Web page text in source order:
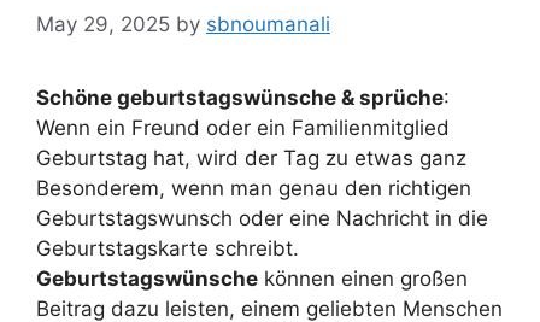
May 29, 2025 by sbnoumanali
Schöne geburtstagswünsche & sprüche:
Wenn ein Freund oder ein Familienmitglied
Geburtstag hat, wird der Tag zu etwas ganz
Besonderem, wenn man genau den richtigen
Geburtstagswunsch oder eine Nachricht in die
Geburtstagskarte schreibt.
Geburtstagswünsche können einen großen
Beitrag dazu leisten, einem geliebten Menschen